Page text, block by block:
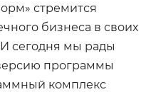
стремится
бизнеса в своих
сегодня мы рады
программы
комплекс